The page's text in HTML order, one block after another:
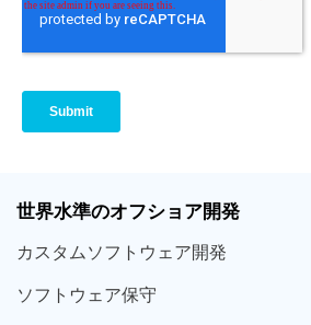
世界水準のオフショア開発
カスタムソフトウェア開発
ソフト ウェア保守